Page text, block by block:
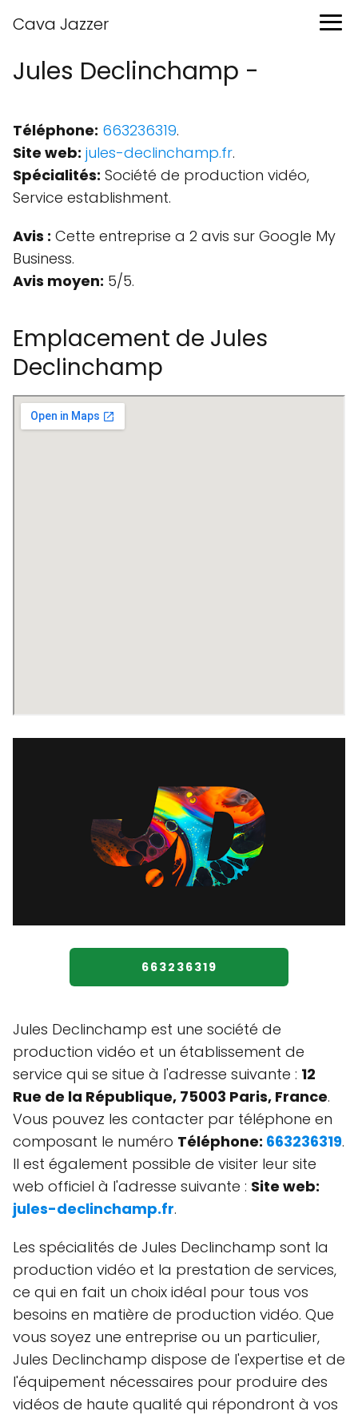
Cava Jazzer
Jules Declinchamp -
Téléphone: 663236319.
Site web: jules-declinchamp.fr.
Spécialités: Société de production vidéo,
Service establishment.
Avis : Cette entreprise a 2 avis sur Google My
Business.
Avis moyen: 5/5.
Emplacement de Jules
Declinchamp
663236319
Jules Declinchamp est une société de
production vidéo et un établissement de
service qui se situe à l'adresse suivante : 12
Rue de la République, 75003 Paris, France.
Vous pouvez les contacter par téléphone en
composant le numéro Téléphone: 663236319.
Il est également possible de visiter leur site
web officiel à l'adresse suivante : Site web:
jules-declinchamp.fr.
Les spécialités de Jules Declinchamp sont la
production vidéo et la prestation de services,
ce qui en fait un choix idéal pour tous vos
besoins en matière de production vidéo. Que
vous soyez une entreprise ou un particulier,
Jules Declinchamp dispose de l'expertise et de
l'équipement nécessaires pour produire des
vidéos de haute qualité qui répondront à vos